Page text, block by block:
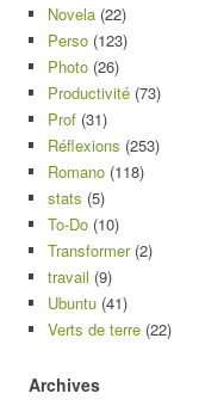
Novela (22)
Perso (123)
Photo (26)
Productivité (73)
Prof (31)
Réflexions (253)
Romano (118)
stats (5)
To-Do (10)
Transformer(2)
travail (9)
Ubuntu (41)
Verts de terre (22)
Archives